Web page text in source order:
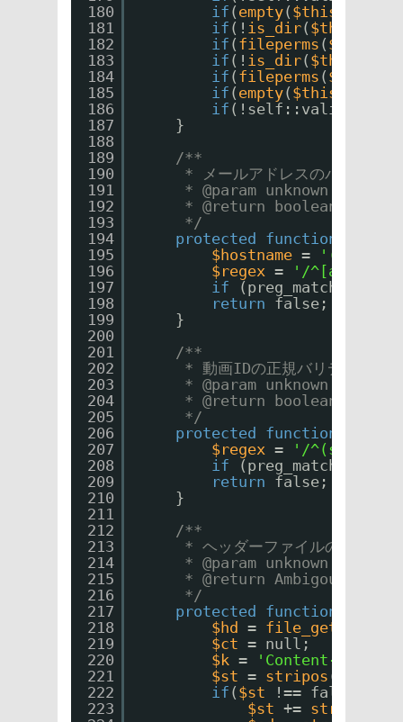
180
181
182
183
184
185
186
187
188
189
190
191
192
193
194
195
196
197
198
199
200
201
202
203
204
205
206
207
208
209
210
211
212
213
214
215
216
217
218
219
220
221
222
223
if ( empty( $this
if (! is_dir( $this
if ( fileperms ( $this
if (! is_dir( $this
if ( fileperms ( $this
if ( empty( $this
if
}
/**
* メールアドレスのバリデー
* @param unknown $check
* @return boolean
*/
protected
function
$hostname =
'(?:[_a-
$regex =
'/^[a-z0-
if
(preg_match(
return false;
}
/**
* 動画IDの正規バリデーション
* @param unknown $check
* @return boolean
*/
protected
function
$regex =
'/^(sm)[0-
if
(preg_match(
return false;
}
/**
* ヘッダーファイルの情報を
* @param unknown $path
* @return Ambigous
*/
protected
function
$hd =
$ct = null;
$k = 'Content-Type:'
$st = stripos (
if ( $st
!== false) {
$st += strlen